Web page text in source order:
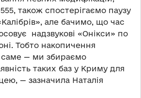
також спостерігаємо паузу
але бачимо, що час
надзвукові «Онікси» по
Тобто накопичення
саме — ми збираємо
таких баз у Криму для
— зазначила Наталія